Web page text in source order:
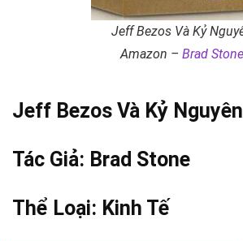
Jeff Bezos Và Kỷ
Amazon – Brad Stone
Jeff Bezos Và Kỷ
Tác Giả: Brad Stone
Thể Loại: Kinh Tế